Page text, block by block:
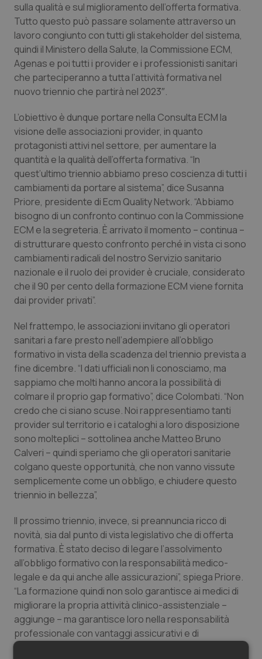
Sardegna
Sicilia
Toscana
Valle D’Aosta
Veneto
Malattia di Crohn & Rettocolite Ulcerosa
Neuroscienze & patologie neurodegenerative
Obesità
Oncodermatologia
Oncoematologia
Oncologia & Nutrizione
Psoriasi & pelle
Quotidiano Cardiologia
Quotidiano Chirurgia
Quotidiano Pediatria
Rene & patologie urogenitali
Salute orale & impianti
Sangue & coagulazione
Tiroide
Tumore al seno
Tumore ovarico
Tumori del Polmone & Testa Collo
Tumori gastrointestinali
Ulcera & Reflusso
sulla qualità e sul miglioramento dell’offerta formativa.
Tutto questo può passare solamente attraverso un
lavoro congiunto con tutti gli stakeholder del sistema,
quindi il Ministero della Salute, la Commissione ECM,
Agenas e poi tutti i provider e i professionisti sanitari
che parteciperanno a tutta l’attività formativa nel
nuovo triennio che partirà nel 2023″.
L’obiettivo è dunque portare nella Consulta ECM la
visione delle associazioni provider, in quanto
protagonisti attivi nel settore, per aumentare la
quantità e la qualità dell’offerta formativa. “In
quest’ultimo triennio abbiamo preso coscienza di tutti i
cambiamenti da portare al sistema”, dice Susanna
Priore, presidente di Ecm Quality Network. “Abbiamo
bisogno di un confronto continuo con la Commissione
ECM e la segreteria. È arrivato il momento – continua –
di strutturare questo confronto perché in vista ci sono
cambiamenti radicali del nostro Servizio sanitario
nazionale e il ruolo dei provider è cruciale, considerato
che il 90 per cento della formazione ECM viene fornita
dai provider privati”.
Nel frattempo, le associazioni invitano gli operatori
sanitari a fare presto nell’adempiere all’obbligo
formativo in vista della scadenza del triennio prevista a
fine dicembre. “I dati ufficiali non li conosciamo, ma
sappiamo che molti hanno ancora la possibilità di
colmare il proprio gap formativo”, dice Colombati. “Non
credo che ci siano scuse. Noi rappresentiamo tanti
provider sul territorio e i cataloghi a loro disposizione
sono molteplici – sottolinea anche Matteo Bruno
Calveri – quindi speriamo che gli operatori sanitarie
colgano queste opportunità, che non vanno vissute
semplicemente come un obbligo, e chiudere questo
triennio in bellezza”,
Il prossimo triennio, invece, si preannuncia ricco di
novità, sia dal punto di vista legislativo che di offerta
formativa. È stato deciso di legare l’assolvimento
all’obbligo formativo con la responsabilità medico-
legale e da qui anche alle assicurazioni”, spiega Priore.
“La formazione quindi non solo garantisce ai medici di
migliorare la propria attività clinico-assistenziale –
aggiunge – ma garantisce loro nella responsabilità
professionale con vantaggi assicurativi e di
conseguenza a favore delle cure e dell’assistenza dei